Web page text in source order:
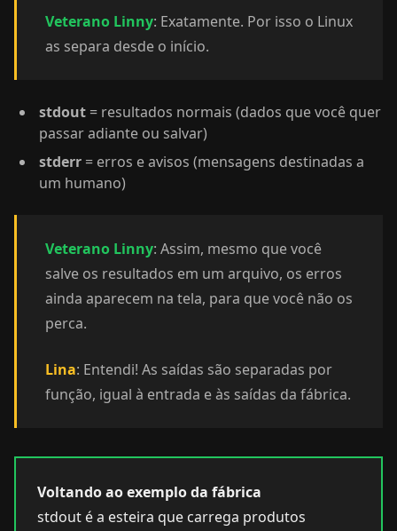
Veterano Linny: Exatamente. Por isso o Linux
as separa desde o início.
stdout = resultados normais (dados que você quer
passar adiante ou salvar)
stderr = erros e avisos (mensagens destinadas a
um humano)
Veterano Linny: Assim, mesmo que você
salve os resultados em um arquivo, os erros
ainda aparecem na tela, para que você não os
perca.
Lina: Entendi! As saídas são separadas por
função, igual à entrada e às saídas da fábrica.
Voltando ao exemplo da fábrica
stdout é a esteira que carrega produtos